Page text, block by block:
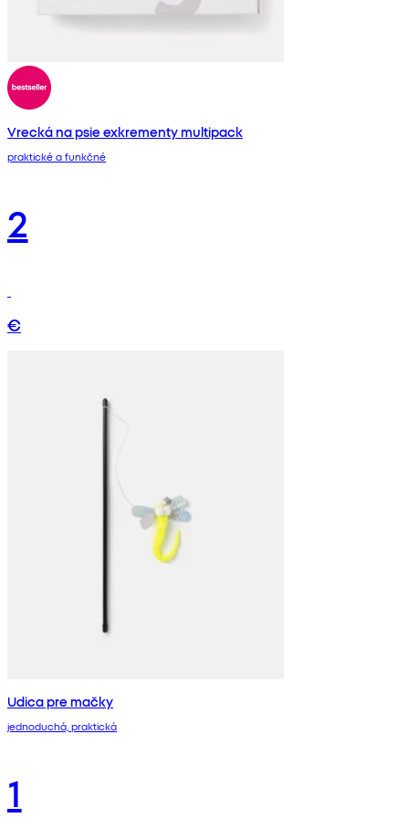
Vrecká na psie exkrementy multipack
praktické a funkčné
2
€
Udica pre mačky
jednoduchá, praktická
1